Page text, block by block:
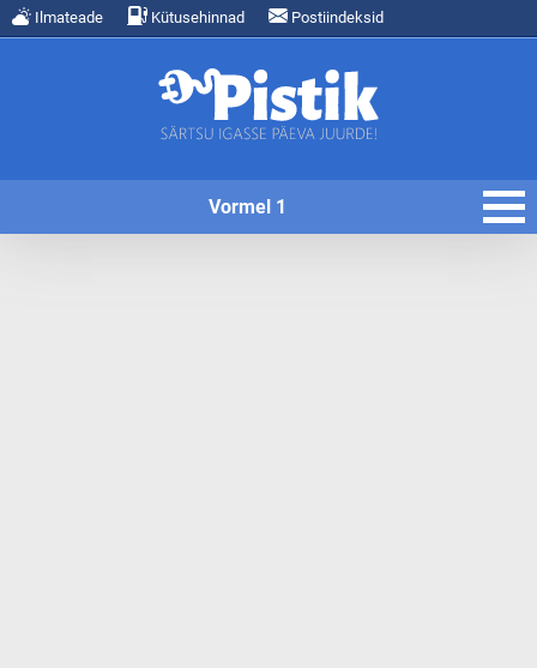
Ilmateade Kütusehinnad Postiindeksid
Vormel 1